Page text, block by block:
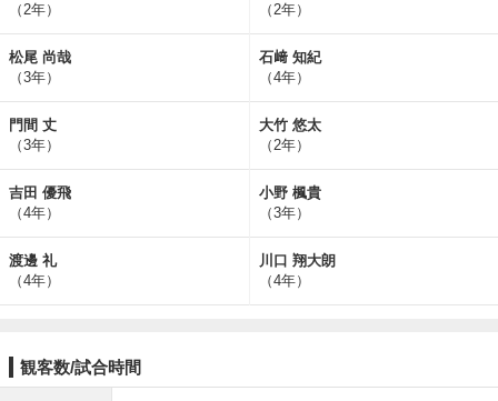
（2年）
（2年）
松尾 尚哉
（3年）
石﨑 知紀
（4年）
門間 丈
（3年）
大竹 悠太
（2年）
吉田 優飛
（4年）
小野 楓貴
（3年）
渡邊 礼
（4年）
川口 翔大朗
（4年）
観客数/試合時間